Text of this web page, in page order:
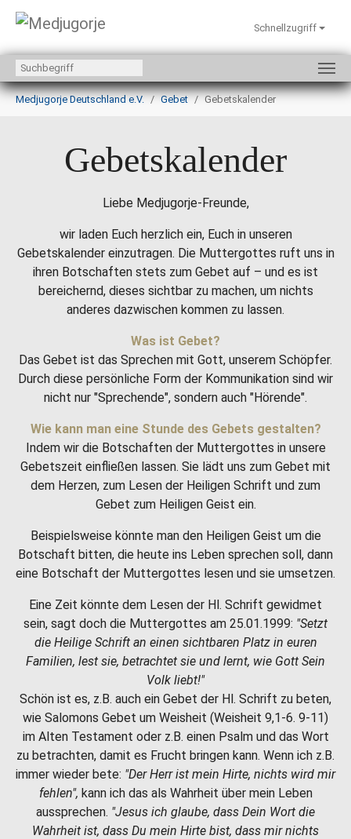
Zum Hauptinhalt springen
Schnellzugriff
Sie sind hier:
Medjugorje Deutschland e.V.
Gebet Gebetskalender
Gebetskalender
Liebe Medjugorje-Freunde,
wir laden Euch herzlich ein, Euch in unseren
Gebetskalender einzutragen. Die Muttergottes ruft uns in
ihren Botschaften stets zum Gebet auf – und es ist
bereichernd, dieses sichtbar zu machen, um nichts
anderes dazwischen kommen zu lassen.
Was ist Gebet?
Das Gebet ist das Sprechen mit Gott, unserem Schöpfer.
Durch diese persönliche Form der Kommunikation sind wir
nicht nur "Sprechende", sondern auch "Hörende".
Wie kann man eine Stunde des Gebets gestalten?
Indem wir die Botschaften der Muttergottes in unsere
Gebetszeit einfließen lassen. Sie lädt uns zum Gebet mit
dem Herzen, zum Lesen der Heiligen Schrift und zum
Gebet zum Heiligen Geist ein.
Beispielsweise könnte man den Heiligen Geist um die
Botschaft bitten, die heute ins Leben sprechen soll, dann
eine Botschaft der Muttergottes lesen und sie umsetzen.
Eine Zeit könnte dem Lesen der Hl. Schrift gewidmet
sein, sagt doch die Muttergottes am 25.01.1999: "Setzt
die Heilige Schrift an einen sichtbaren Platz in euren
Familien, lest sie, betrachtet sie und lernt, wie Gott Sein
Volk liebt!"
Schön ist es, z.B. auch ein Gebet der Hl. Schrift zu beten,
wie Salomons Gebet um Weisheit (Weisheit 9,1-6. 9-11)
im Alten Testament oder z.B. einen Psalm und das Wort
zu betrachten, damit es Frucht bringen kann. Wenn ich z.B.
immer wieder bete: "Der Herr ist mein Hirte, nichts wird mir
fehlen", kann ich das als Wahrheit über mein Leben
aussprechen. "Jesus ich glaube, dass Dein Wort die
Wahrheit ist, dass Du mein Hirte bist, dass mir nichts